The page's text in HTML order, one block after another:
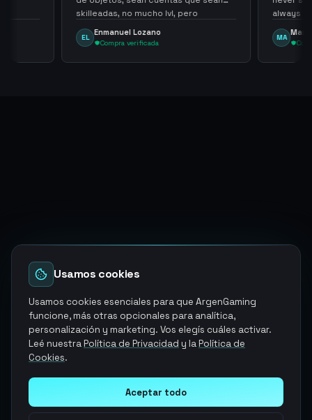
skilleadas, no mucho lvl, pero
tampoco una lvl 3, ya que puede
comprometer mi cuenta
EL
Enmanuel Lozano
Compra verificada
always
MA
Usamos cookies
Usamos cookies esenciales para que ArgenGaming
funcione, más otras opcionales para analítica,
personalización y marketing. Vos elegís cuáles activar.
Leé nuestraPolítica de Privacidad y laPolítica de
Cookies.
Aceptar todo